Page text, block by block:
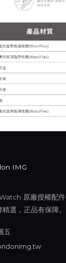
原廠授權配件
選，正品有保障。
五